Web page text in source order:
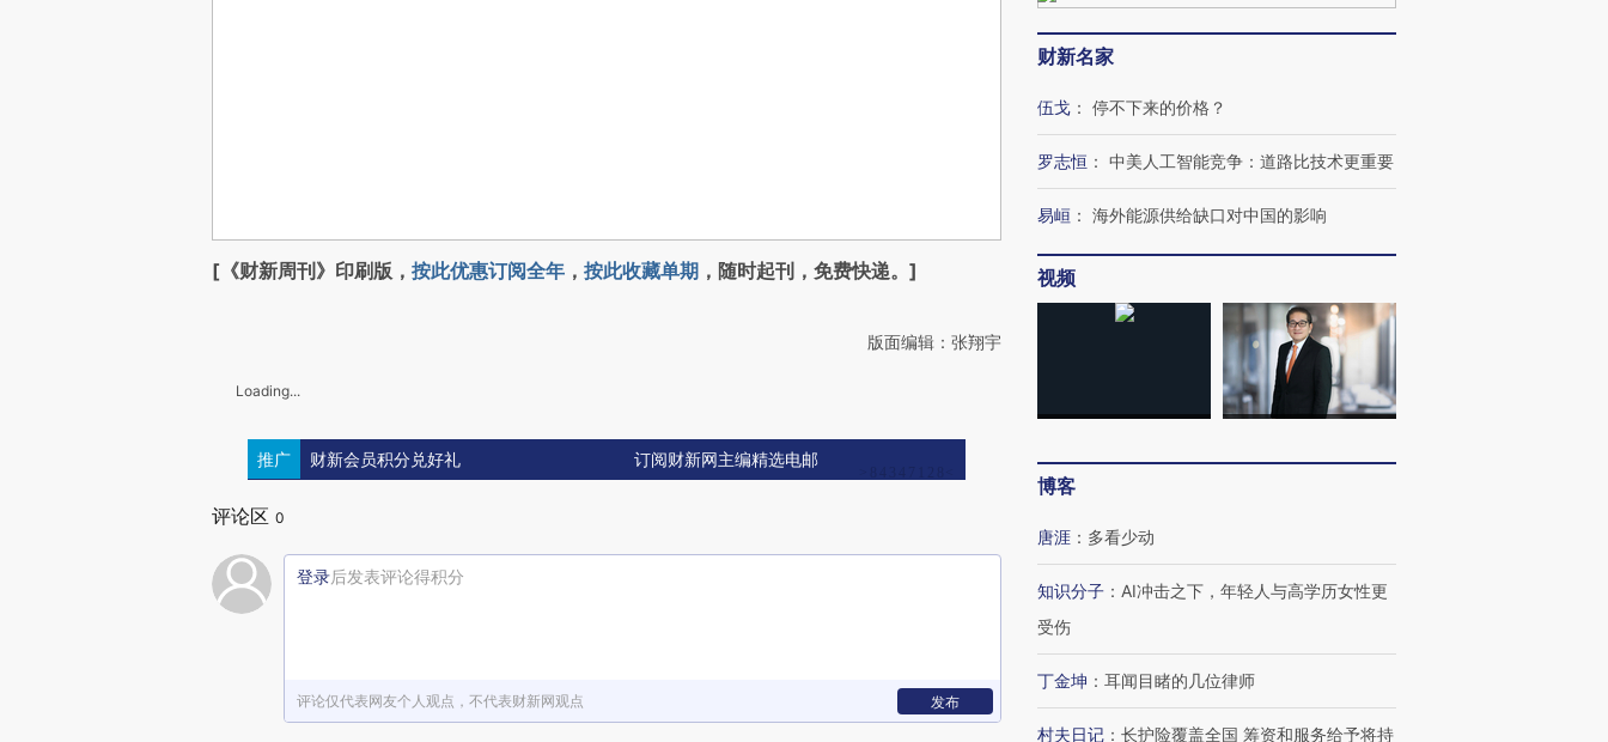
[《财新周刊》印刷版， 按此优惠订阅全年 ， 按此收藏单期 ，随时起刊，免费快递。]
版面编辑：张翔宇
Loading...
推广 财新会员积分兑好礼 订阅财新网主编精选电邮
评论区 0
登录后发表评论得积分
评论仅代表网友个人观点，不代表财新网观点 发布
财新名家
伍戈 ： 停不下来的价格？
罗志恒 ： 中美人工智能竞争：道路比技术更重要
易峘 ： 海外能源供给缺口对中国的影响
视频
博客
唐涯 ： 多看少动
知识分子 ： AI冲击之下，年轻人与高学历女性更
受伤
丁金坤 ： 耳闻目睹的几位律师
村夫日记 ： 长护险覆盖全国 筹资和服务给予将持